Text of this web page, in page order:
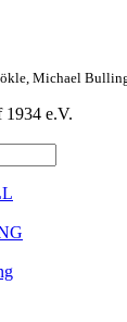
Michael
e.V.